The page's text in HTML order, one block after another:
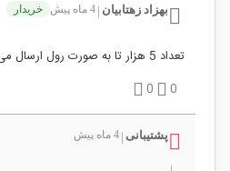
بهزاد زهتابیان 4 ماه پیش خریدار
تعداد 5 هزار تا به صورت رول ارسال می شه؟
0
0
پشتیبانی 4 ماه پیش